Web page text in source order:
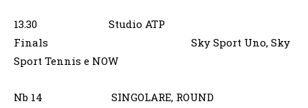
13.30 Studio ATP
Finals Sky Sport Uno, Sky
Sport Tennis e NOW
Nb 14 SINGOLARE, ROUND